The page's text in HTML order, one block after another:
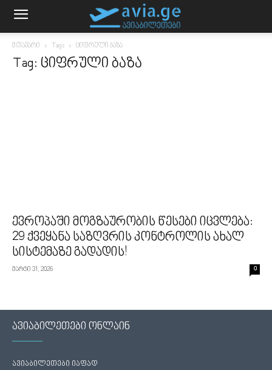
მთავარი Tags ციფრული ბაზა
Tag: ციფრული ბაზა
ევროპაში მოგზაურობის წესები იცვლება:
29 ქვეყანა საზღვრის კონტროლის ახალ
სისტემაზე გადადის!
მარტი 31, 2026 0
ავიაბილეთები ონლაინ
ავიაბილეთები იაფად